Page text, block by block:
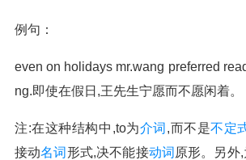
例句：
even on holidays mr.wang preferred
ng.即使在假日,王先生宁愿而不愿闲着。
注:在这种结构中,to为介词 ,而不是不定
接动名词形式,决不能接动词 原形。另外